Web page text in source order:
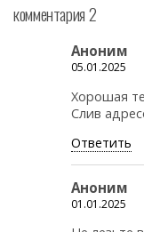
комментария 2
Аноним
05.01.2025
Хорошая
Слив
Ответить
Аноним
01.01.2025